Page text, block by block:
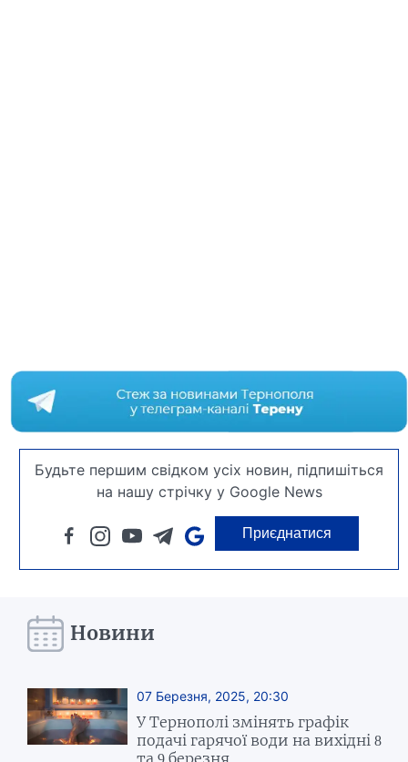
Будьте першим свідком усіх новин, підпишіться
на нашу стрічку у Google News
Приєднатися
Новини
07 Березня, 2025, 20:30
У Тернополі змінять графік
подачі гарячої води на вихідні 8
та 9 березня